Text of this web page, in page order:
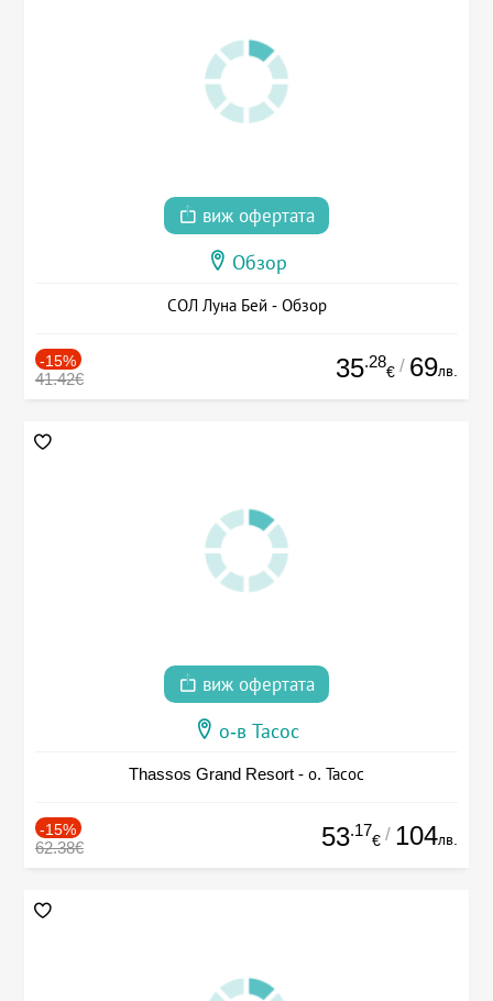
виж офертата
Обзор
СОЛ Луна Бей - Обзор
-15%
41.42€ 35.28
€ / 69лв.
виж офертата
о-в Тасос
Thassos Grand Resort - о. Тасос
-15%
62.38€ 53.17
€ / 104лв.